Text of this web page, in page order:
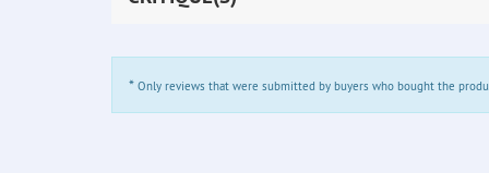
* Only reviews that were submitted by buyers who bought the